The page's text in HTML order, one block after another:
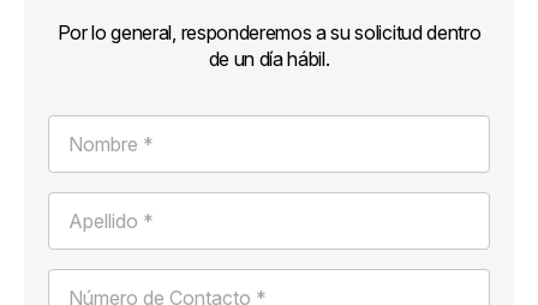
Por lo general, responderemos a su solicitud dentro
de un día hábil.